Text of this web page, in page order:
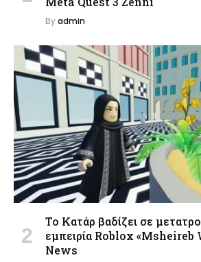
Byadmin
Το Κατάρ βαδίζει σε
εμπειρία Roblox «Msheireb
News